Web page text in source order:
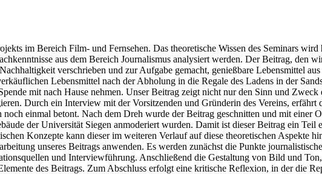
im Bereich Film- und Fernsehen. Das theoretische Wissen des Seminars
aus dem Bereich Journalismus analysiert werden. Der Beitrag, den
verschrieben und zur Aufgabe gemacht, genießbare Lebensmittel
Lebensmittel nach der Abholung in die Regale des Ladens in der
mit nach Hause nehmen. Unser Beitrag zeigt nicht nur den Sinn und Zweck
Durch ein Interview mit der Vorsitzenden und Gründerin des Vereins, erfährt
einmal betont. Nach dem Dreh wurde der Beitrag geschnitten und mit einer
der Universität Siegen anmoderiert wurden. Damit ist dieser Beitrag ein Teil
Konzepte kann dieser im weiteren Verlauf auf diese theoretischen Aspekte
unseres Beitrags anwenden. Es werden zunächst die Punkte
und Interviewführung. Anschließend die Gestaltung von Bild und
des Beitrags. Zum Abschluss erfolgt eine kritische Reflexion, in der die